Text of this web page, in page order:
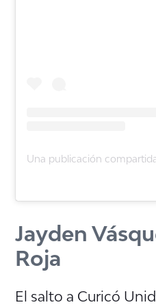
Jayden
Roja
El salto a Curicó